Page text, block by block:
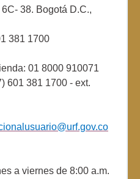
38. Bogotá D.C.,
381 1700
01 8000 910071
601 381 1700 - ext.
a viernes de 8:00 a.m.